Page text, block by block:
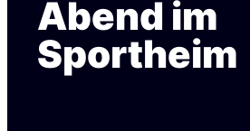
Abend im
Sportheim